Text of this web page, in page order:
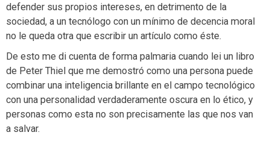
defender sus propios intereses, en detrimento de la
sociedad, a un tecnólogo con un mínimo de decencia moral
no le queda otra que escribir un artículo como éste.
De esto me di cuenta de forma palmaria cuando lei un libro
de Peter Thiel que me demostró como una persona puede
combinar una inteligencia brillante en el campo tecnológico
con una personalidad verdaderamente oscura en lo ético, y
personas como esta no son precisamente las que nos van
a salvar.